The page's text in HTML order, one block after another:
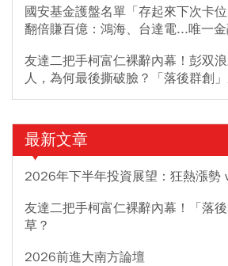
國安基金護盤名單「存起來下次卡
翻倍賺百億：鴻海、台達電...唯一
友達二把手柯富仁裸辭內幕！彭双
人，為何最後撕破臉？「落後群創
最新文章
2026年下半年投資展望：狂熱漲勢
友達二把手柯富仁裸辭內幕！「落
草？
2026前進大南方論壇